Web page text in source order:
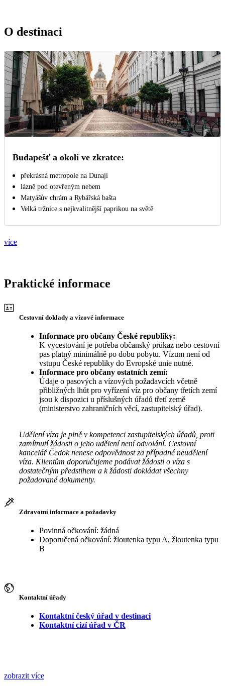
O destinaci
Budapešť a okolí ve zkratce:
překrásná metropole na Dunaji
lázně pod otevřeným nebem
Matyášův chrám a Rybářská bašta
Velká tržnice s nejkvalitnější paprikou na světě
více
Praktické informace
Cestovní doklady a vízové informace
Informace pro občany České republiky:
K vycestování je potřeba občanský průkaz nebo cestovní
pas platný minimálně po dobu pobytu. Vízum není od
vstupu České republiky do Evropské unie nutné.
Informace pro občany ostatních zemí:
Údaje o pasových a vízových požadavcích včetně
přibližných lhůt pro vyřízení víz pro občany třetích zemí
jsou k dispozici u příslušných úřadů třetí země
(ministerstvo zahraničních věcí, zastupitelský úřad).
Udělení víza je plně v kompetenci zastupitelských úřadů, proti
zamítnutí žádosti o jeho udělení není odvolání. Cestovní
kancelář Čedok nenese odpovědnost za případné neudělení
víza. Klientům doporučujeme podávat žádosti o víza s
dostatečným předstihem a k žádosti dokládat všechny
požadované dokumenty.
Zdravotní informace a požadavky
Povinná očkování: žádná
Doporučená očkování: žloutenka typu A, žloutenka typu
B
Kontaktní úřady
Kontaktní český úřad v destinaci
Kontaktní cizí úřad v ČR
zobrazit více